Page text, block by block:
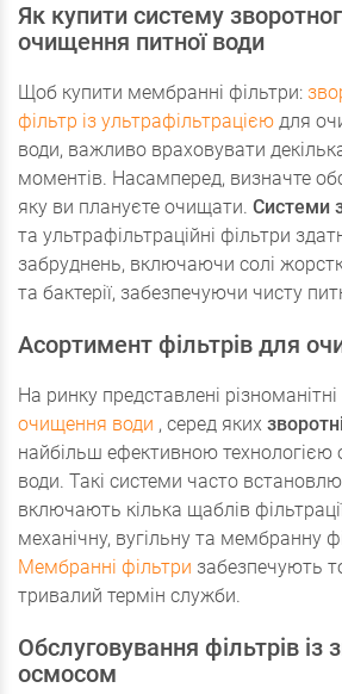
Як купити систему
очищення питної води
Щоб купити мембранні фільтри:
фільтр із ультрафільтрацією для
води, важливо враховувати
моментів. Насамперед, визначте
яку ви плануєте очищати. Системи
та ультрафільтраційні фільтри
забруднень, включаючи солі
та бактерії, забезпечуючи чисту
Асортимент фільтрів для
На ринку представлені різноманітні
очищення води , серед яких
найбільш ефективною технологією
води. Такі системи часто
включають кілька щаблів
механічну, вугільну та мембранну
Мембранні фільтри забезпечують
тривалий термін служби.
Обслуговування фільтрів із
осмосом